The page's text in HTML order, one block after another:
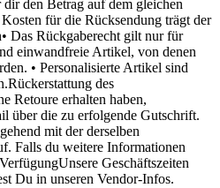
den Betrag auf dem gleichen
für die Rücksendung trägt der
Das Rückgaberecht gilt nur für
einwandfreie Artikel, von denen
• Personalisierte Artikel sind
des
Retoure erhalten haben,
über die zu erfolgende Gutschrift.
mit der derselben
Falls du weitere Informationen
Geschäftszeiten
Du in unseren Vendor-Infos.